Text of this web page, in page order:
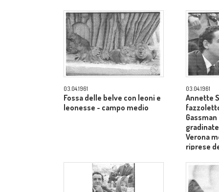
Laurentiis - primo piano
03.04.1961
Fossa delle belve con leoni e
leonesse - campo medio
03.04.1961
Annette
Verona
riprese